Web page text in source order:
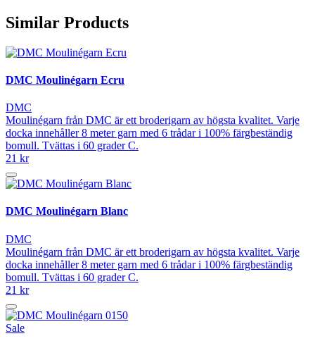
Similar Products
DMC Moulinégarn Ecru
DMC
Moulinégarn från DMC är ett broderigarn av högsta kvalitet. Varje
docka innehåller 8 meter garn med 6 trådar i 100% färgbeständig
bomull. Tvättas i 60 grader C.
21 kr
DMC Moulinégarn Blanc
DMC
Moulinégarn från DMC är ett broderigarn av högsta kvalitet. Varje
docka innehåller 8 meter garn med 6 trådar i 100% färgbeständig
bomull. Tvättas i 60 grader C.
21 kr
Sale